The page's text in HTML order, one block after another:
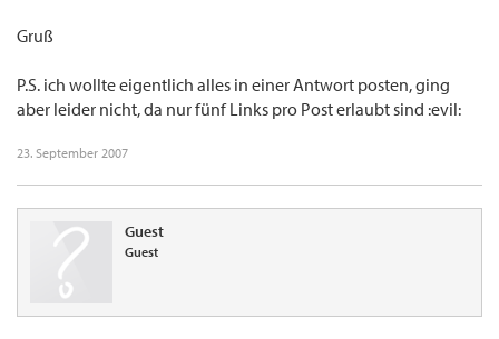
Gruß
P.S. ich wollte eigentlich alles in einer Antwort posten, ging
aber leider nicht, da nur fünf Links pro Post erlaubt sind :evil:
23. September 2007
Guest
Guest